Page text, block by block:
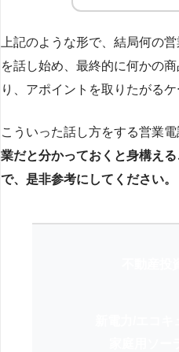
上記のような形で、結局何の
を話し始め、最終的に何かの
り、アポイントを取りたがる
こういった話し方をする営業
業だと分かっておくと身構え
で、是非参考にしてください。